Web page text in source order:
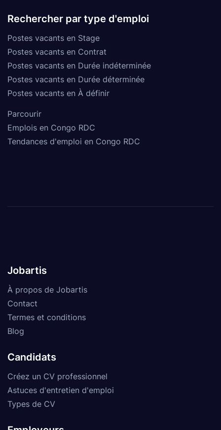
Rechercher par type d'emploi
Postes vacants en Stage
Postes vacants en Contrat
Postes vacants en Durée indéterminée
Postes vacants en Durée déterminée
Postes vacants en À définir
Parcourir
Emplois en Congo RDC
Tendances d'emploi en Congo RDC
Jobartis
À propos de Jobartis
Contact
Termes et conditions
Blog
Candidats
Créez un CV professionnel
Astuces d'entretien d'emploi
Types de CV